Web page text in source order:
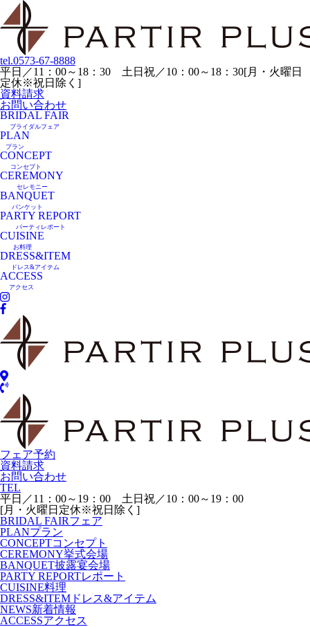
tel.0573-67-8888
平日／11：00～18：30 土日祝／10：00～18：30[月・火曜日
定休※祝日除く]
資料請求
お問い合わせ
BRIDAL FAIR
ブライダルフェア
PLAN
プラン
CONCEPT
コンセプト
CEREMONY
セレモニー
BANQUET
バンケット
PARTY REPORT
パーティレポート
CUISINE
お料理
DRESS&ITEM
ドレス&アイテム
ACCESS
アクセス
フェア予約
資料請求
お問い合わせ
TEL
平日／11：00～19：00 土日祝／10：00～19：00
[月・火曜日定休※祝日除く]
BRIDAL FAIRフェア
PLANプラン
CONCEPTコンセプト
CEREMONY挙式会場
BANQUET披露宴会場
PARTY REPORTレポート
CUISINE料理
DRESS&ITEM ドレス&アイテム
NEWS新着情報
ACCESSアクセス